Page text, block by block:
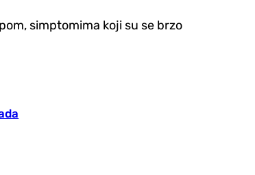
simptomima koji su se brzo